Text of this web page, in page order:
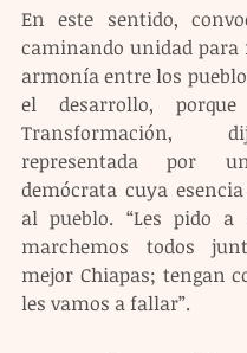
En este sentido,
caminando unidad
armonía entre los
el desarrollo,
Transformación,
representada por
demócrata cuya
al pueblo. “Les pido a
marchemos todos
mejor Chiapas; tengan
les vamos a fallar”.